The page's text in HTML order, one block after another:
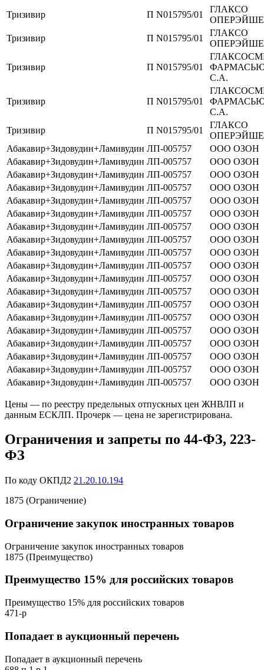
Тризивир
П N015795/01
ГЛАКСО
Тризивир
П N015795/01
ГЛАКСО
Тризивир П N015795/01
С.А.
Тризивир П N015795/01
С.А.
Тризивир
П N015795/01
ГЛАКСО
Абакавир+Зидовудин+Ламивудин ЛП-005757
ООО ОЗОН
Абакавир+Зидовудин+Ламивудин ЛП-005757
ООО ОЗОН
Абакавир+Зидовудин+Ламивудин ЛП-005757
ООО ОЗОН
Абакавир+Зидовудин+Ламивудин ЛП-005757
ООО ОЗОН
Абакавир+Зидовудин+Ламивудин ЛП-005757
ООО ОЗОН
Абакавир+Зидовудин+Ламивудин ЛП-005757
ООО ОЗОН
Абакавир+Зидовудин+Ламивудин ЛП-005757
ООО ОЗОН
Абакавир+Зидовудин+Ламивудин ЛП-005757
ООО ОЗОН
Абакавир+Зидовудин+Ламивудин ЛП-005757
ООО ОЗОН
Абакавир+Зидовудин+Ламивудин ЛП-005757
ООО ОЗОН
Абакавир+Зидовудин+Ламивудин ЛП-005757
ООО ОЗОН
Абакавир+Зидовудин+Ламивудин ЛП-005757
ООО ОЗОН
Абакавир+Зидовудин+Ламивудин ЛП-005757
ООО ОЗОН
Абакавир+Зидовудин+Ламивудин ЛП-005757
ООО ОЗОН
Абакавир+Зидовудин+Ламивудин ЛП-005757
ООО ОЗОН
Абакавир+Зидовудин+Ламивудин ЛП-005757
ООО ОЗОН
Абакавир+Зидовудин+Ламивудин ЛП-005757
ООО ОЗОН
Абакавир+Зидовудин+Ламивудин ЛП-005757
ООО ОЗОН
Абакавир+Зидовудин+Ламивудин ЛП-005757 ООО ОЗОН
Цены — по реестру предельных отпускных цен ЖНВЛП и
данным ЕСКЛП. Прочерк — цена не зарегистрирована.
Ограничения и запреты по 44-ФЗ, 223-
ФЗ
По коду ОКПД2 21.20.10.194
1875 (Ограничение)
Ограничение закупок иностранных товаров
Ограничение закупок иностранных товаров
1875 (Преимущество)
Преимущество 15% для российских товаров
Преимущество 15% для российских товаров
471-р
Попадает в аукционный перечень
Попадает в аукционный перечень